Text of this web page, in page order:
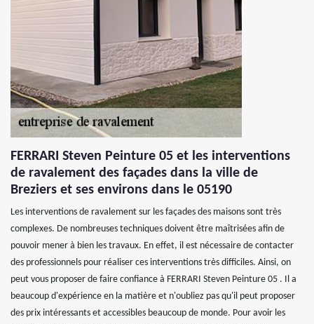
FERRARI Steven Peinture 05 et les interventions
de ravalement des façades dans la ville de
Breziers et ses environs dans le 05190
Les interventions de ravalement sur les façades des maisons sont très
complexes. De nombreuses techniques doivent être maîtrisées afin de
pouvoir mener à bien les travaux. En effet, il est nécessaire de contacter
des professionnels pour réaliser ces interventions très difficiles. Ainsi, on
peut vous proposer de faire confiance à FERRARI Steven Peinture 05 . Il a
beaucoup d'expérience en la matière et n'oubliez pas qu'il peut proposer
des prix intéressants et accessibles beaucoup de monde. Pour avoir les